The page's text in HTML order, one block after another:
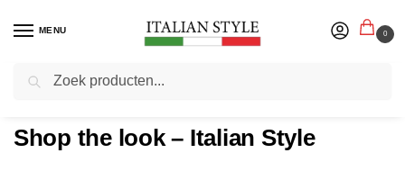
MENU 0
Home Blog / Shop the look – Italian Style
Shop the look – Italian Style